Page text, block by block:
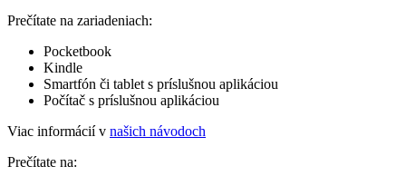
Prečítate na zariadeniach:
Pocketbook
Kindle
Smartfón či tablet s príslušnou aplikáciou
Počítač s príslušnou aplikáciou
Viac informácií v našich návodoch
Prečítate na: